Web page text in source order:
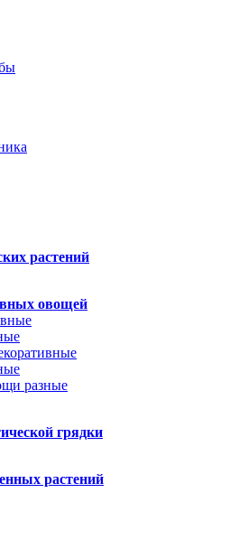
растений
овощей
разные
грядки
растений